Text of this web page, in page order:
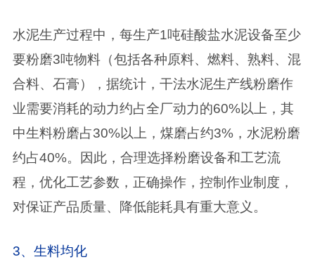
水泥生产过程中，每生产1吨硅酸盐水泥设备至少
要粉磨3吨物料（包括各种原料、燃料、熟料、混
合料、石膏），据统计，干法水泥生产线粉磨作
业需要消耗的动力约占全厂动力的60%以上，其
中生料粉磨占30%以上，煤磨占约3%，水泥粉磨
约占40%。因此，合理选择粉磨设备和工艺流
程，优化工艺参数，正确操作，控制作业制度，
对保证产品质量、降低能耗具有重大意义。
3、生料均化